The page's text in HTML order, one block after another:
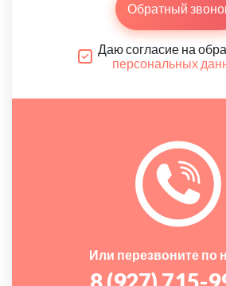
Обратный
Даю согласие на
персональных
Или перезвоните по